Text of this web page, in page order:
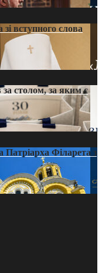
вступного слова
столом, за яким є
Патріарха Філарета з